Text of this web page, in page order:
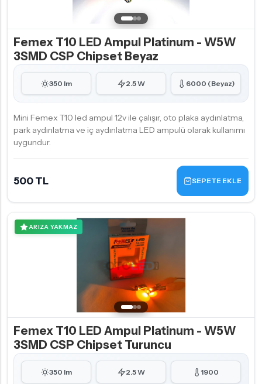
Femex T10 LED Ampul Platinum - W5W
3SMD CSP Chipset Beyaz
350 lm 2.5 W 6000 (Beyaz)
Mini Femex T10 led ampul 12v ile çalışır, oto plaka aydınlatma,
park aydınlatma ve iç aydınlatma LED ampulü olarak kullanımı
uygundur.
500 TL SEPETE EKLE
ARIZA YAKMAZ
Femex T10 LED Ampul Platinum - W5W
3SMD CSP Chipset Turuncu
350 lm 2.5 W 1900